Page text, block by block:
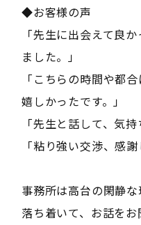
◆お客様の声
「先生に出会えて良
ました。」
「こちらの時間や都
嬉しかったです。」
「先生と話して、気
「粘り強い交渉、感謝
事務所は高台の閑静
落ち着いて、お話をお